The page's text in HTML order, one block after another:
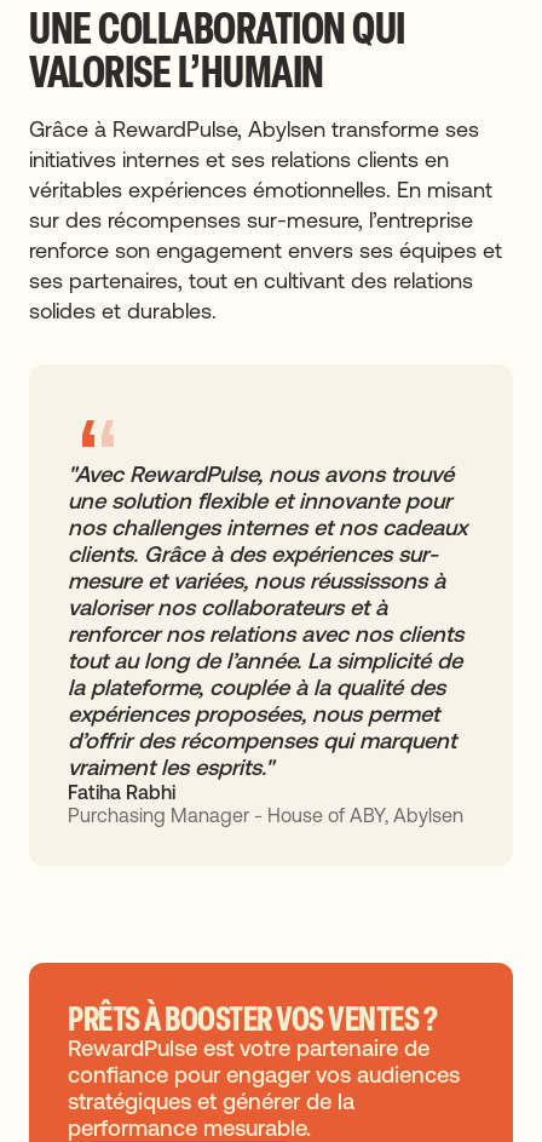
UNE COLLABORATION QUI
VALORISE L’HUMAIN
Grâce à RewardPulse, Abylsen transforme ses
initiatives internes et ses relations clients en
véritables expériences émotionnelles. En misant
sur des récompenses sur-mesure, l’entreprise
renforce son engagement envers ses équipes et
ses partenaires, tout en cultivant des relations
solides et durables.
"Avec RewardPulse, nous avons trouvé
une solution flexible et innovante pour
nos challenges internes et nos cadeaux
clients. Grâce à des expériences sur-
mesure et variées, nous réussissons à
valoriser nos collaborateurs et à
renforcer nos relations avec nos clients
tout au long de l’année. La simplicité de
la plateforme, couplée à la qualité des
expériences proposées, nous permet
d’offrir des récompenses qui marquent
vraiment les esprits."
Fatiha Rabhi
Purchasing Manager - House of ABY, Abylsen
PRÊTS À BOOSTER VOS VENTES ?
RewardPulse est votre partenaire de
confiance pour engager vos audiences
stratégiques et générer de la
performance mesurable.